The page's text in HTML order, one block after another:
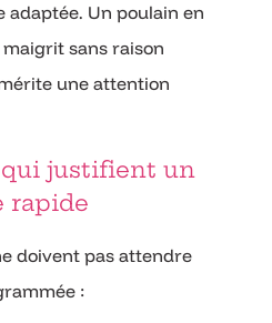
adaptée. Un poulain en
sans raison
une attention
qui justifient un
rapide
doivent pas attendre
: